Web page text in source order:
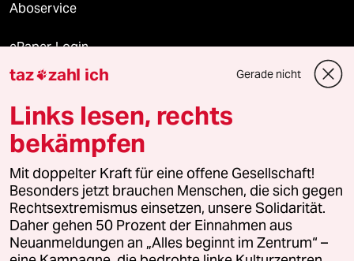
Aboservice
ePaper Login
Downloads für Abonnierende
© 2026 taz Verlags und Vertriebs GmbH
Alle Rechte vorbehalten. Bei rechtlichen Fragen oder für Genehmigungen
wenden Sie sich bitte an
lizenzen@taz.de
Feedback Redaktionsstatut Kommune-Richtlinien
taz zahl ich Gerade nicht
Links lesen, rechts
bekämpfen
Mit doppelter Kraft für eine offene Gesellschaft!
Besonders jetzt brauchen Menschen, die sich gegen
Rechtsextremismus einsetzen, unsere Solidarität.
Daher gehen 50 Prozent der Einnahmen aus
Neuanmeldungen an „Alles beginnt im Zentrum“ –